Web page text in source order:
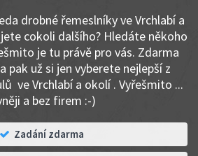
drobné řemeslníky ve Vrchlabí a
cokoli dalšího? Hledáte někoho
je tu právě pro vás. Zdarma
pak už si jen vyberete nejlepší z
ve Vrchlabí a okolí . Vyřešmito ...
a bez firem :-)
Zadání zdarma